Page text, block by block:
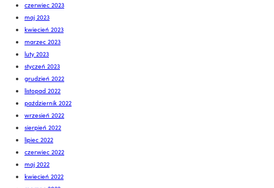
czerwiec 2023
maj 2023
kwiecień 2023
marzec 2023
luty 2023
styczeń 2023
grudzień 2022
listopad 2022
październik 2022
wrzesień 2022
sierpień 2022
lipiec 2022
czerwiec 2022
maj 2022
kwiecień 2022